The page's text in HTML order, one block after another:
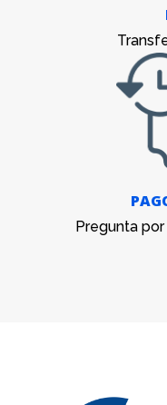
Pregunta